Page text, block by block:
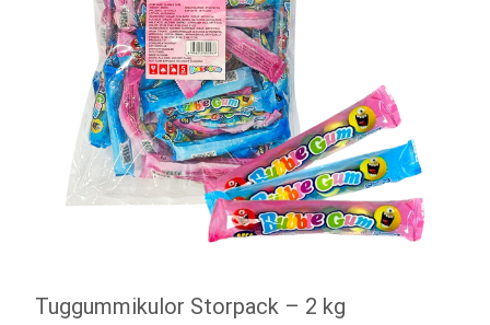
Tuggummikulor Storpack – 2 kg